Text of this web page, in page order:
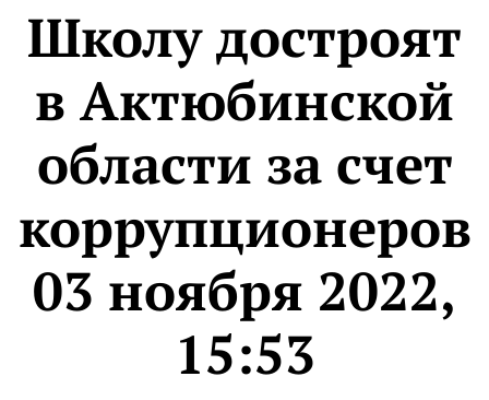
Школу достроят
в Актюбинской
области за счет
коррупционеров
03 ноября 2022,
15:53